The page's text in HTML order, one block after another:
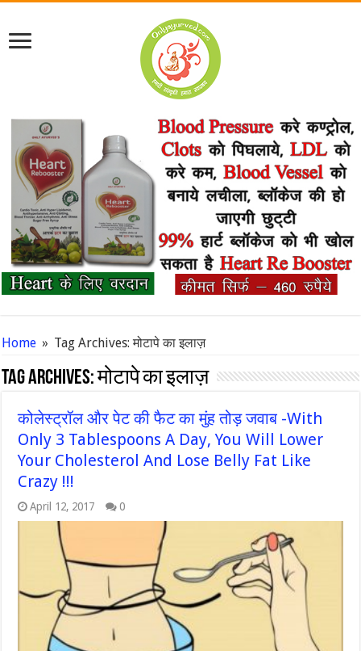
Home » Tag Archives: मोटापे का इलाज़
Tag Archives:मोटापे का इलाज़
कोलेस्ट्रॉल और पेट की फैट का मुंह तोड़ जवाब -With
Only 3 Tablespoons A Day, You Will Lower
Your Cholesterol And Lose Belly Fat Like
Crazy !!!
April 12, 2017 0